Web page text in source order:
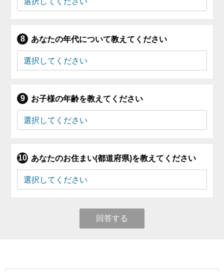
あなたの年代について教えてください
お子様の年齢を教えてください
あなたのお住まい(都道府県)を教えてください
回答する